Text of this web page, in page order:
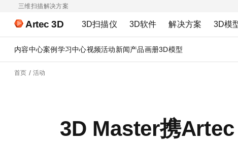
三维扫描解决方案
Artec 3D 3D扫描仪 3D软件 解决方案 3D模
内容中心案例 学习中心视频活动新闻产品画册3D模型
首页 活动
3D Master携